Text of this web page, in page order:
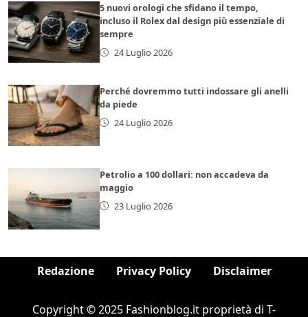
5 nuovi orologi che sfidano il tempo,
incluso il Rolex dal design più essenziale di
sempre
24 Luglio 2026
Perché dovremmo tutti indossare gli anelli
da piede
24 Luglio 2026
Petrolio a 100 dollari: non accadeva da
maggio
23 Luglio 2026
Redazione Privacy Policy Disclaimer
Copyright © 2025 Fashionblog.it proprietà di T-